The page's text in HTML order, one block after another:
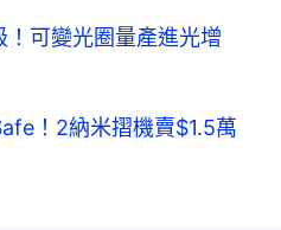
可變光圈量產進光增
！2納米摺機賣$1.5萬